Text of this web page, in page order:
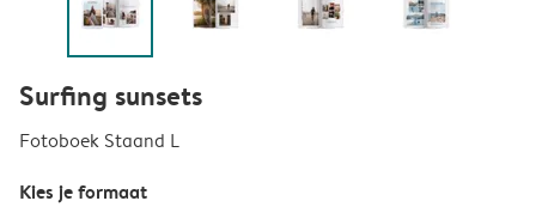
Surfing sunsets
Fotoboek Staand L
Kies je formaat